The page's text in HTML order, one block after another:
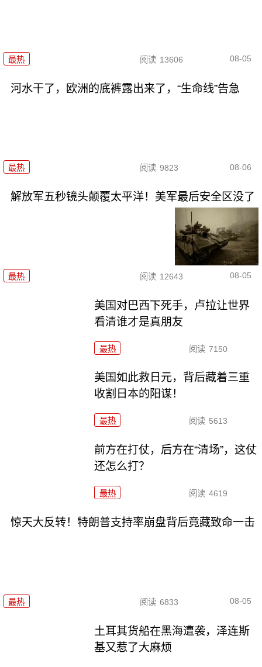
最热 阅读 13606 08-05
河水干了，欧洲的底裤露出来了，“生命线”告急
最热 阅读 9823 08-06
解放军五秒镜头颠覆太平洋！美军最后安全区没了
最热 阅读 12643 08-05
美国对巴西下死手，卢拉让世界
看清谁才是真朋友
最热 阅读 7150
美国如此救日元，背后藏着三重
收割日本的阳谋！
最热 阅读 5613
前方在打仗，后方在“清场”，这仗
还怎么打？
最热 阅读 4619
惊天大反转！特朗普支持率崩盘背后竟藏致命一击
最热 阅读 6833 08-05
土耳其货船在黑海遭袭，泽连斯
基又惹了大麻烦